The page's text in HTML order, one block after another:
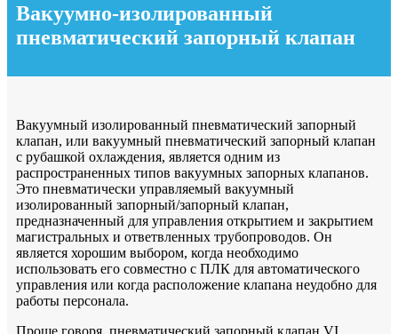
Вакуумно-изолированный
пневматический запорный клапан
Вакуумный изолированный пневматический запорный
клапан, или вакуумный пневматический запорный клапан
с рубашкой охлаждения, является одним из
распространенных типов вакуумных запорных клапанов.
Это пневматически управляемый вакуумный
изолированный запорный/запорный клапан,
предназначенный для управления открытием и закрытием
магистральных и ответвленных трубопроводов. Он
является хорошим выбором, когда необходимо
использовать его совместно с ПЛК для автоматического
управления или когда расположение клапана неудобно для
работы персонала.
Проще говоря, пневматический запорный клапан VI